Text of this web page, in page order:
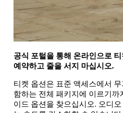
공식 포털을 통해 온라인으로
예약하고 줄을 서지 마십시오.
티켓 옵션은 표준 액세스에서
함하는 전체 패키지에 이르기까
이드 옵션을 찾으십시오. 오디